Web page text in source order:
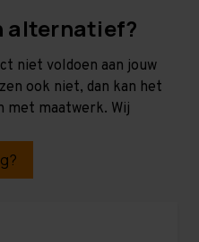
alternatief?
niet voldoen aan jouw
ook niet, dan kan het
met maatwerk. Wij